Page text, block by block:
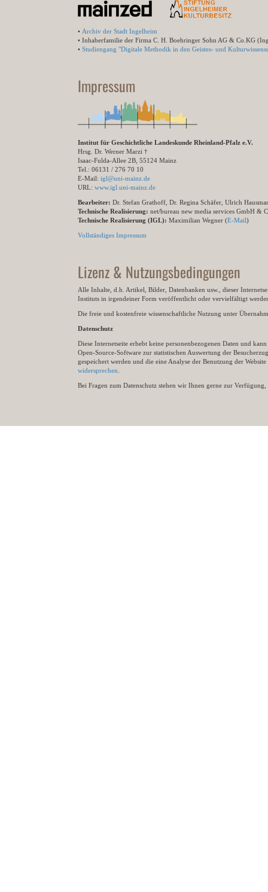
• Archiv der Stadt Ingelheim
• Inhaberfamilie der Firma C. H. Boehringer Sohn AG & Co.KG
• Studiengang "Digitale Methodik in den Geistes- und
Impressum
Institut für Geschichtliche Landeskunde Rheinland-Pfalz e.V.
Hrsg. Dr. Werner Marzi †
Isaac-Fulda-Allee 2B, 55124 Mainz
Tel.: 06131 / 276 70 10
E-Mail: igl@uni-mainz.de
URL: www.igl.uni-mainz.de
Bearbeiter: Dr. Stefan Grathoff, Dr. Regina Schäfer, Ulrich
Technische Realisierung: net/bureau new media services GmbH &
Technische Realisierung (IGL): Maximilian Wegner (E-Mail)
Vollständiges Impressum
Lizenz & Nutzungsbedingungen
Alle Inhalte, d.h. Artikel, Bilder, Datenbanken usw., dieser
Instituts in irgendeiner Form veröffentlicht oder vervielfältigt
Die freie und kostenfreie wissenschaftliche Nutzung unter
Datenschutz
Diese Internetseite erhebt keine personenbezogenen Daten und
Open-Source-Software zur statistischen Auswertung der
gespeichert werden und die eine Analyse der Benutzung der
widersprechen
Bei Fragen zum Datenschutz stehen wir Ihnen gerne zur